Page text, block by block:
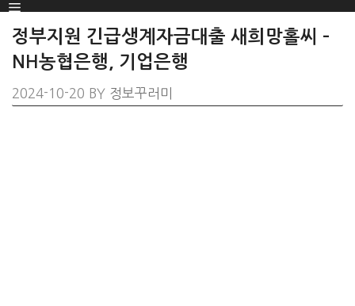
SKIP
TO
CONTENT
Menu
정부지원 긴급생계자금대출 새희망홀씨 –
NH농협은행, 기업은행
2024-10-20 BY 정보꾸러미